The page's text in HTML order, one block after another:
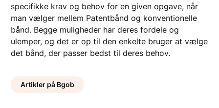
specifikke krav og behov for en given opgave, når
man vælger mellem Patentbånd og konventionelle
bånd. Begge muligheder har deres fordele og
ulemper, og det er op til den enkelte bruger at vælge
det bånd, der passer bedst til deres behov.
Artikler på Bgob